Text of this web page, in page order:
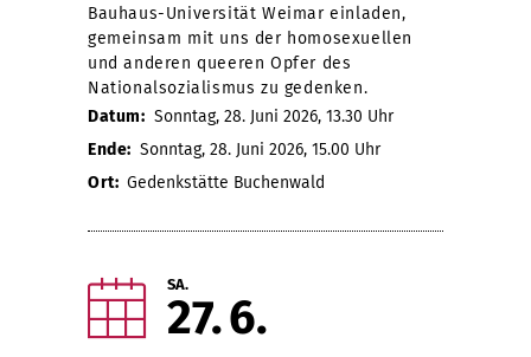
Bauhaus-Universität Weimar einladen,
gemeinsam mit uns der homosexuellen
und anderen queeren Opfer des
Nationalsozialismus zu gedenken.
Datum: Sonntag, 28. Juni 2026, 13.30 Uhr
Ende: Sonntag, 28. Juni 2026, 15.00 Uhr
Ort: Gedenkstätte Buchenwald
SA.
27 6